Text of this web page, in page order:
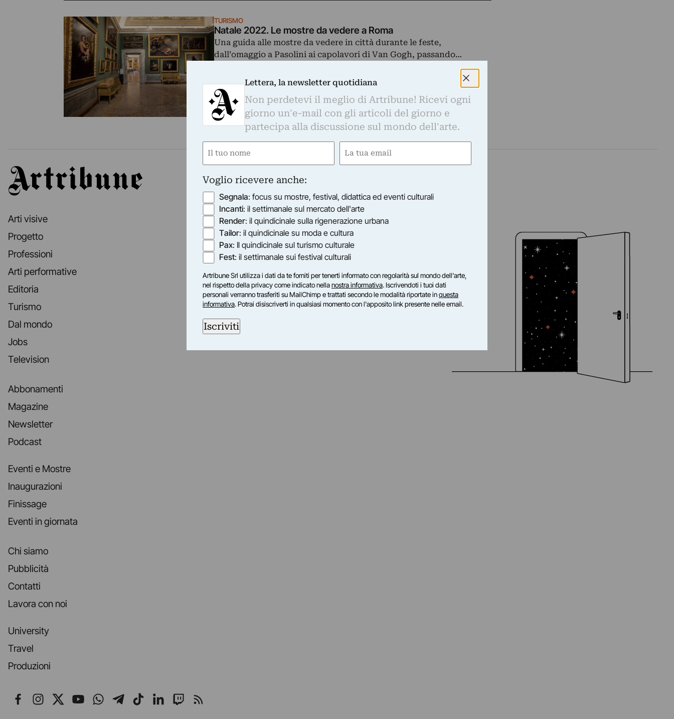
TURISMO
Natale 2022. Le mostre da vedere a Roma
Una guida alle mostre da vedere in città durante le feste,
dall’omaggio a Pasolini ai capolavori di Van Gogh, passando…
Artribune
Arti visive
Progetto
Professioni
Arti performative
Editoria
Turismo
Dal mondo
Jobs
Television
Abbonamenti
Magazine
Newsletter
Podcast
Eventi e Mostre
Inaugurazioni
Finissage
Eventi in giornata
Chi siamo
Pubblicità
Contatti
Lavora con noi
University
Travel
Produzioni
Seguici su Facebook
Seguici su Instagram
Seguici su X
Seguici su YouTube
Seguici su WhatsApp
Seguici su Telegram
Seguici su TikTok
Seguici su LinkedIn
Seguici su Twitch
Seguici su Rss
Lettera, la newsletter quotidiana
Non perdetevi il meglio di Artribune! Ricevi ogni
giorno un'e-mail con gli articoli del giorno e
partecipa alla discussione sul mondo dell'arte.
Nome
Email
Voglio ricevere anche:
Segnala: focus su mostre, festival, didattica ed eventi culturali
Incanti: il settimanale sul mercato dell'arte
Render: il quindicinale sulla rigenerazione urbana
Tailor: il quindicinale su moda e cultura
Pax: Il quindicinale sul turismo culturale
Fest: il settimanale sui festival culturali
Artribune Srl utilizza i dati da te forniti per tenerti informato con regolarità sul mondo dell'arte,
nel rispetto della privacy come indicato nellanostra informativa. Iscrivendoti i tuoi dati
personali verranno trasferiti su MailChimp e trattati secondo le modalità riportate inquesta
informativa. Potrai disiscriverti in qualsiasi momento con l'apposito link presente nelle email.
Iscriviti